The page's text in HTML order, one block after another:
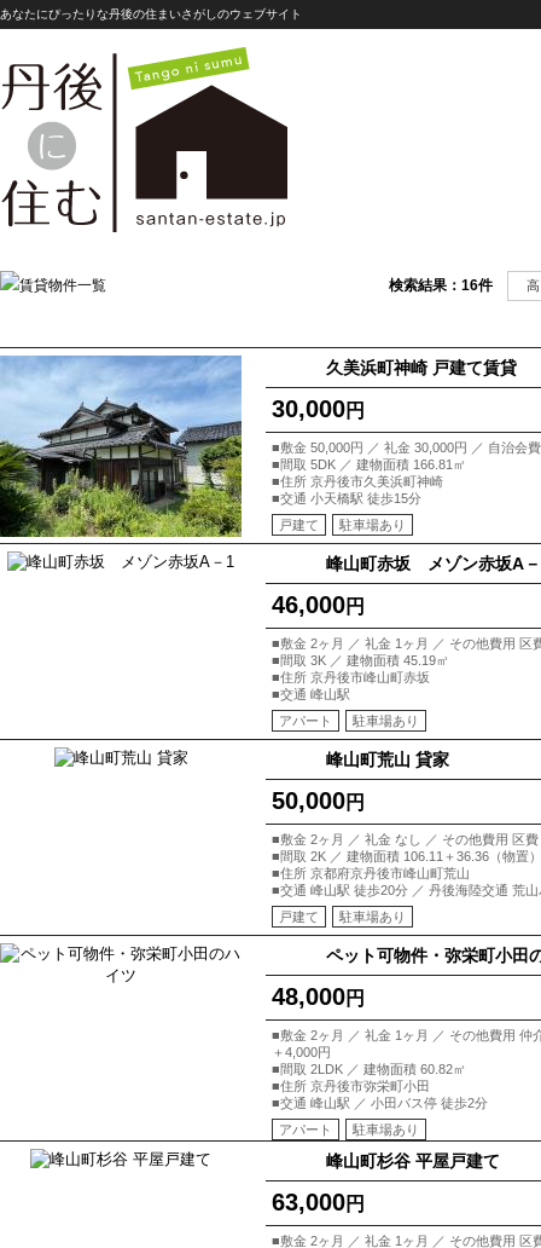
あなたにぴったりな丹後の住まいさがしのウェブサイト
検索結果：16件
久美浜町神崎 戸建て賃貸
30,000円
■敷金 50,000円 ／ 礼金 30,000円 ／ 自治会
■間取 5DK ／ 建物面積 166.81㎡
■住所 京丹後市久美浜町神崎
■交通 小天橋駅 徒歩15分
戸建て
駐車場あり
峰山町赤坂 メゾン赤坂A
46,000円
■敷金 2ヶ月 ／ 礼金 1ヶ月 ／ その他費用 区
■間取 3K ／ 建物面積 45.19㎡
■住所 京丹後市峰山町赤坂
■交通 峰山駅
アパート
駐車場あり
峰山町荒山 貸家
50,000円
■敷金 2ヶ月 ／ 礼金 なし ／ その他費用 区
■間取 2K ／ 建物面積 106.11＋36.36（物置
■住所 京都府京丹後市峰山町荒山
■交通 峰山駅 徒歩20分 ／ 丹後海陸交通 荒
戸建て
駐車場あり
ペット可物件・弥栄町小田
48,000円
■敷金 2ヶ月 ／ 礼金 1ヶ月 ／ その他費用 仲
＋4,000円
■間取 2LDK ／ 建物面積 60.82㎡
■住所 京丹後市弥栄町小田
■交通 峰山駅 ／ 小田バス停 徒歩2分
アパート
駐車場あり
峰山町杉谷 平屋戸建て
63,000円
■敷金 2ヶ月 ／ 礼金 1ヶ月 ／ その他費用